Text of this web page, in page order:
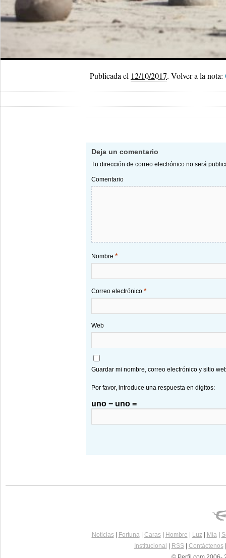
Publicada el 12/10/2017. Volver a la nota:
Deja un comentario
Tu dirección de correo electrónico no será
Comentario
Nombre *
Correo electrónico *
Web
Guardar mi nombre, correo electrónico y sitio
Por favor, introduce una respuesta en dígitos:
uno − uno =
Noticias| Fortuna| Caras| Hombre Luz| Mía|
Institucional
RSS| Contáctenos